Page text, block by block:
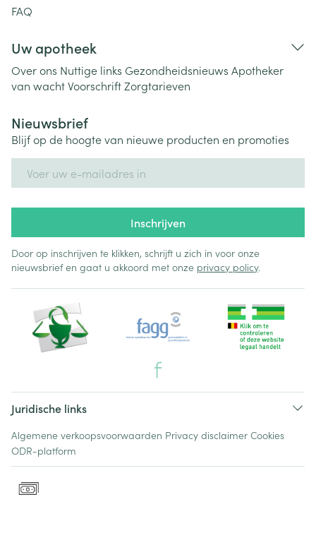
FAQ
Uw apotheek
Over ons Nuttige links Gezondheidsnieuws Apotheker
van wachtVoorschriftZorgtarieven
Nieuwsbrief
Blijf op de hoogte van nieuwe producten en promoties
Inschrijven
Door op inschrijven te klikken, schrijft u zich in voor onze
nieuwsbrief en gaat u akkoord met onze privacy policy.
Juridische links
Algemene verkoopsvoorwaarden Privacy disclaimer Cookies
ODR-platform